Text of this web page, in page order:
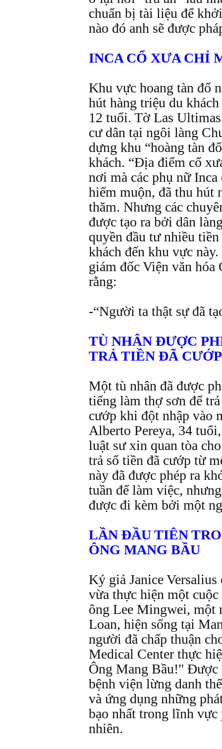
chuẩn bị tài liệu để
nào đó anh sẽ được
INCA CỔ XƯA CHỈ
Khu vực hoang tàn đổ
hút hàng triệu du
12 tuổi. Tờ Las
cư dân tại ngôi làng
dựng khu “hoàng tàn
khách. “Địa điểm cổ
nơi mà các phụ nữ
hiếm muộn, đã thu hút
thăm. Nhưng các
được tạo ra bởi dân
quyền đầu tư nhiều
khách đến khu vực
giám đốc Viện văn hóa
rằng:
-“Người ta thật sự đã
TÙ NHÂN ĐƯỢC
TRẢ TIỀN ĐÃ
Một tù nhân đã được
tiếng làm thợ sơn để
cướp khi đột nhập vào
Alberto Pereya, 34
luật sư xin quan tòa
trả số tiền đã cướp từ
này đã được phép ra
tuần để làm việc,
được đi kèm bởi một
LẦN ĐẦU TIÊN
ÔNG MANG BẦU
Ký giả Janice Versalius
vừa thực hiện một
ông Lee Mingwei, một
Loan, hiện sống tại
người đã chấp thuận
Medical Center thực
Ông Mang Bầu!"
bệnh viện lừng danh
và ứng dụng những
bạo nhất trong lĩnh
nhiên.